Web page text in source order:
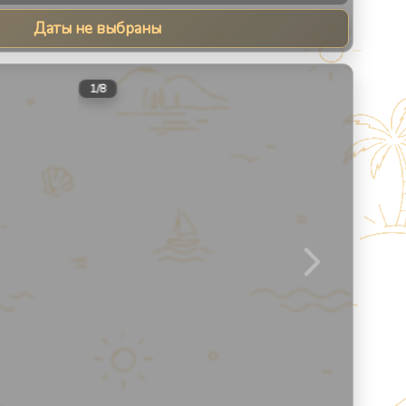
Даты не выбраны
1/8